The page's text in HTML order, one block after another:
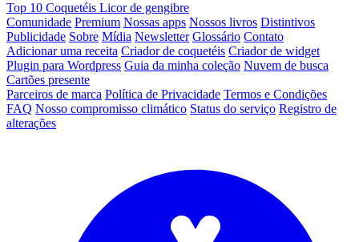
Top 10 Coquetéis Licor de gengibre
Comunidade Premium Nossas apps Nossos livros Distintivos
Publicidade Sobre Mídia Newsletter Glossário Contato
Adicionar uma receita Criador de coquetéis Criador de widget
Plugin para Wordpress Guia da minha coleção Nuvem de busca
Cartões presente
Parceiros de marca Política de Privacidade Termos e Condições
FAQ Nosso compromisso climático Status do serviço Registro de
alterações